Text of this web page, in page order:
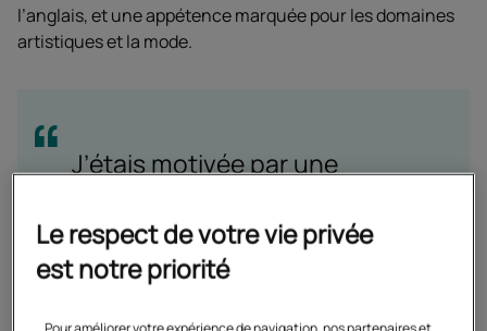
l’anglais, et une appétence marquée pour les domaines
artistiques et la mode.
J’étais motivée par une
d'en savoir plus. C’est ce qui
m’a poussée à me lancer.
Le respect de votre vie privée
est notre priorité